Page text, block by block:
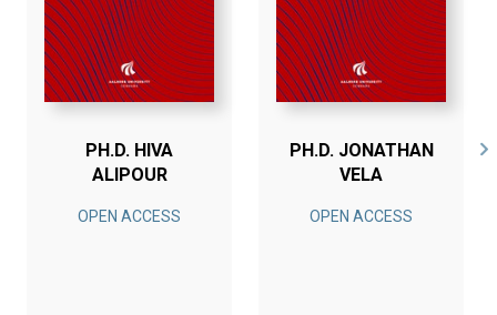
PH.D. HIVA
ALIPOUR
OPEN ACCESS
PH.D. JONATHAN
VELA
OPEN ACCESS